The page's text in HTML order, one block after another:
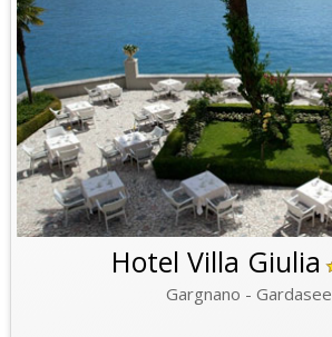
Hotel Villa Giulia
Gargnano - Gardasee